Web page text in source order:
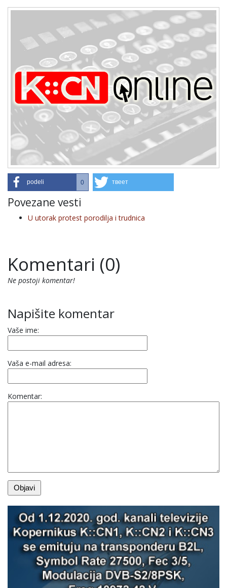
podeli 0 твеет
Povezane vesti
U utorak protest porodilja i trudnica
Komentari (0)
Ne postoji komentar!
Napišite komentar
Vaše ime:
Vaša e-mail adresa:
Komentar: